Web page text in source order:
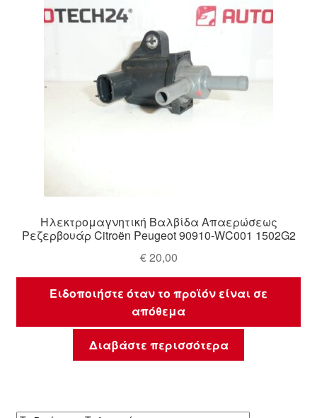
Ηλεκτρομαγνητική Βαλβίδα Απαερώσεως
Ρεζερβουάρ Citroën Peugeot 90910-WC001 1502G2
€20,00
Ειδοποιήστε όταν το προϊόν είναι σε
απόθεμα
Διαβάστε περισσότερα